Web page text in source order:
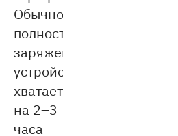
Обычно
полностью
заряженного
устройства
хватает
на 2–3
часа